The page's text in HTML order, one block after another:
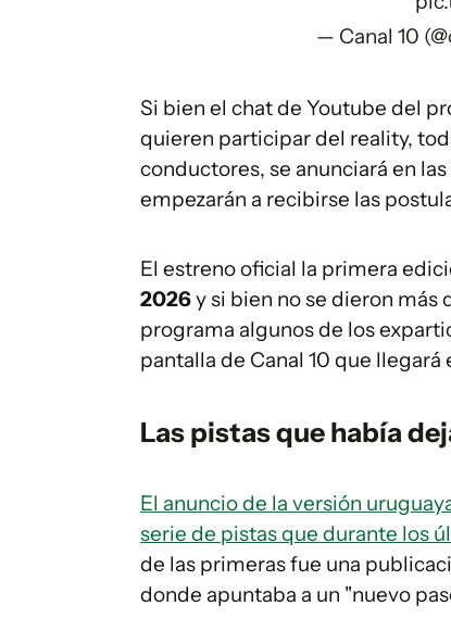
— Canal 10
Si bien el chat de Youtube del
quieren participar del reality,
conductores, se anunciará en
empezarán a recibirse las
El estreno oficial la primera
2026y si bien no se dieron más
programa algunos de los
pantalla de Canal 10 que llegará
Las pistas que había
El anuncio de la versión
serie de pistas que durante los
de las primeras fue una
donde apuntaba a un "nuevo